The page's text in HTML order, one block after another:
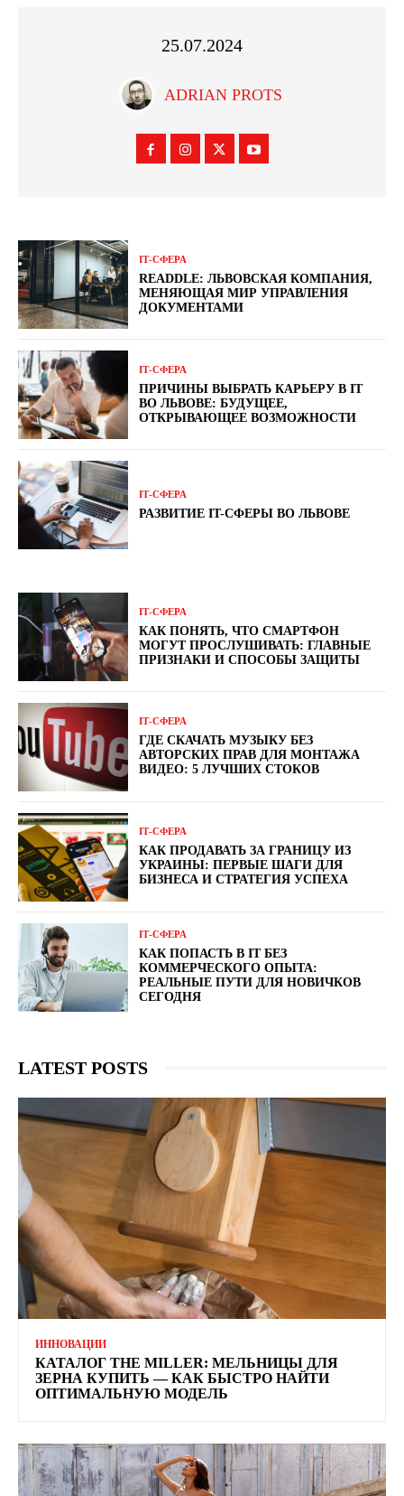
25.07.2024
ADRIAN PROTS
ІТ-СФЕРА
READDLE: ЛЬВОВСКАЯ КОМПАНИЯ,
МЕНЯЮЩАЯ МИР УПРАВЛЕНИЯ
ДОКУМЕНТАМИ
ІТ-СФЕРА
ПРИЧИНЫ ВЫБРАТЬ КАРЬЕРУ В IT
ВО ЛЬВОВЕ: БУДУЩЕЕ,
ОТКРЫВАЮЩЕЕ ВОЗМОЖНОСТИ
ІТ-СФЕРА
РАЗВИТИЕ IT-СФЕРЫ ВО ЛЬВОВЕ
ІТ-СФЕРА
КАК ПОНЯТЬ, ЧТО СМАРТФОН
МОГУТ ПРОСЛУШИВАТЬ: ГЛАВНЫЕ
ПРИЗНАКИ И СПОСОБЫ ЗАЩИТЫ
ІТ-СФЕРА
ГДЕ СКАЧАТЬ МУЗЫКУ БЕЗ
АВТОРСКИХ ПРАВ ДЛЯ МОНТАЖА
ВИДЕО: 5 ЛУЧШИХ СТОКОВ
ІТ-СФЕРА
КАК ПРОДАВАТЬ ЗА ГРАНИЦУ ИЗ
УКРАИНЫ: ПЕРВЫЕ ШАГИ ДЛЯ
БИЗНЕСА И СТРАТЕГИЯ УСПЕХА
ІТ-СФЕРА
КАК ПОПАСТЬ В IT БЕЗ
КОММЕРЧЕСКОГО ОПЫТА:
РЕАЛЬНЫЕ ПУТИ ДЛЯ НОВИЧКОВ
СЕГОДНЯ
LATEST POSTS
ИННОВАЦИИ
КАТАЛОГ THE MILLER: МЕЛЬНИЦЫ ДЛЯ
ЗЕРНА КУПИТЬ — КАК БЫСТРО НАЙТИ
ОПТИМАЛЬНУЮ МОДЕЛЬ